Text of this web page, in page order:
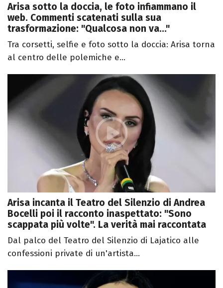
Arisa sotto la doccia, le foto infiammano il
web. Commenti scatenati sulla sua
trasformazione: "Qualcosa non va..."
Tra corsetti, selfie e foto sotto la doccia: Arisa torna
al centro delle polemiche e...
Arisa incanta il Teatro del Silenzio di Andrea
Bocelli poi il racconto inaspettato: "Sono
scappata più volte". La verità mai raccontata
Dal palco del Teatro del Silenzio di Lajatico alle
confessioni private di un'artista...